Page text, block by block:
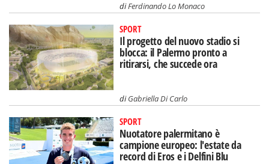
diFerdinando Lo Monaco
SPORT
Il progetto del nuovo stadio si
blocca: il Palermo pronto a
ritirarsi, che succede ora
diGabriella Di Carlo
SPORT
Nuotatore palermitano è
campione europeo: l'estate da
record di Eros e i Delfini Blu